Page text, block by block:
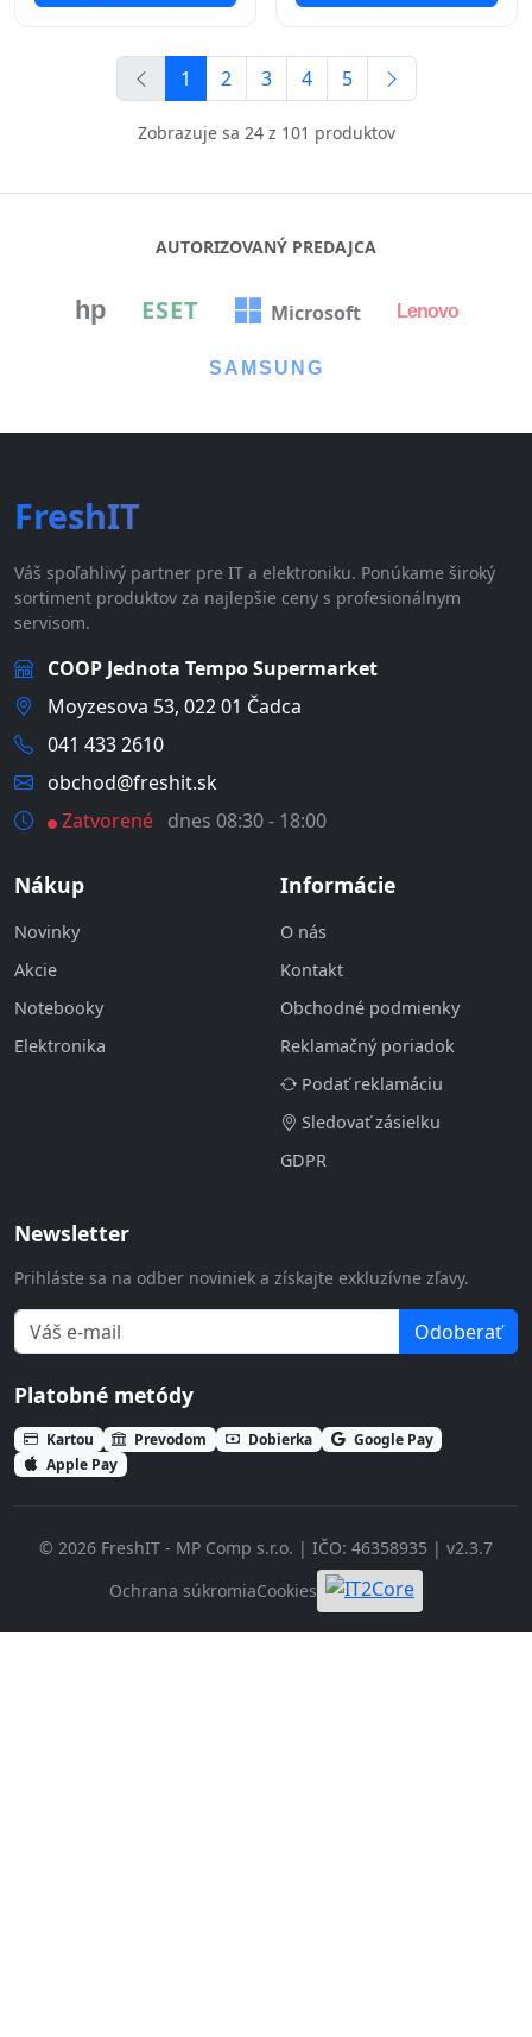
1 2 3 4 5
Zobrazuje sa 24 z 101 produktov
AUTORIZOVANÝ PREDAJCA
hp ESET Microsoft Lenovo
SAMSUNG
FreshIT
Váš spoľahlivý partner pre IT a elektroniku. Ponúkame široký
sortiment produktov za najlepšie ceny s profesionálnym
servisom.
COOP Jednota Tempo Supermarket
Moyzesova 53, 022 01 Čadca
041 433 2610
obchod@freshit.sk
Zatvorené dnes 08:30 - 18:00
Nákup
Novinky
Akcie
Notebooky
Elektronika
Informácie
O nás
Kontakt
Obchodné podmienky
Reklamačný poriadok
Podať reklamáciu
Sledovať zásielku
GDPR
Newsletter
Prihláste sa na odber noviniek a získajte exkluzívne zľavy.
Odoberať
Platobné metódy
Kartou Prevodom Dobierka
Google Pay
Apple Pay
© 2026 FreshIT - MP Comp s.r.o. | IČO: 46358935 | v2.3.7
Ochrana súkromiaCookies